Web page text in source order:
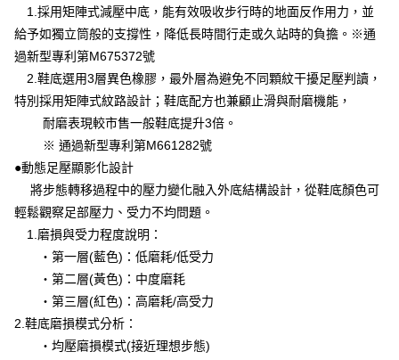
每筆NT$80，滿NT$990(含以上)免運費
付款後門市自取
跨境配送 港澳、新馬 查看運費
1.採用矩陣式減壓中底，能有效吸收步行時的地面反作用力，並
給予如獨立筒般的支撐性，降低長時間行走或久站時的負擔。※通
過新型專利第M675372號
2.鞋底選用3層異色橡膠，最外層為避免不同顆紋干擾足壓判讀，
特別採用矩陣式紋路設計；鞋底配方也兼顧止滑與耐磨機能，
耐磨表現較市售一般鞋底提升3倍。
※ 通過新型專利第M661282號
●動態足壓顯影化設計
將步態轉移過程中的壓力變化融入外底結構設計，從鞋底顏色可
輕鬆觀察足部壓力、受力不均問題。
1.磨損與受力程度說明：
‧第一層(藍色)：低磨耗/低受力
‧第二層(黃色)：中度磨耗
‧第三層(紅色)：高磨耗/高受力
2.鞋底磨損模式分析：
‧均壓磨損模式(接近理想步態)